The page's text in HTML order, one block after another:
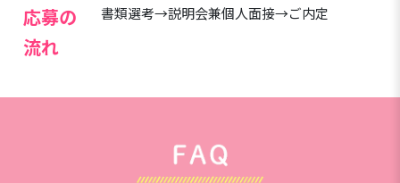
応募の
流れ
書類選考→説明会兼個人面接→ご内定